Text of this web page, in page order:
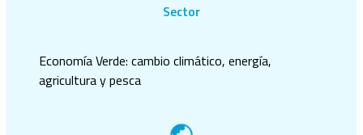
Sector
Economía Verde: cambio climático, energía,
agricultura y pesca